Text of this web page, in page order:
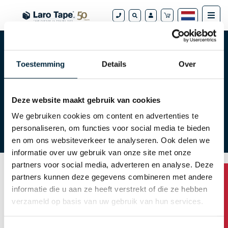
Toestemming Details Over
Deze website maakt gebruik van cookies
We gebruiken cookies om content en advertenties te
personaliseren, om functies voor social media te bieden
en om ons websiteverkeer te analyseren. Ook delen we
informatie over uw gebruik van onze site met onze
partners voor social media, adverteren en analyse. Deze
partners kunnen deze gegevens combineren met andere
informatie die u aan ze heeft verstrekt of die ze hebben
verzameld op basis van uw gebruik van hun services.
Tape webshop
Tape van A tot Z Hoe bestel ik?
Downloads FAQ
Wachtwoord opvragen
U kunt uw wachtwoord opvragen met uw